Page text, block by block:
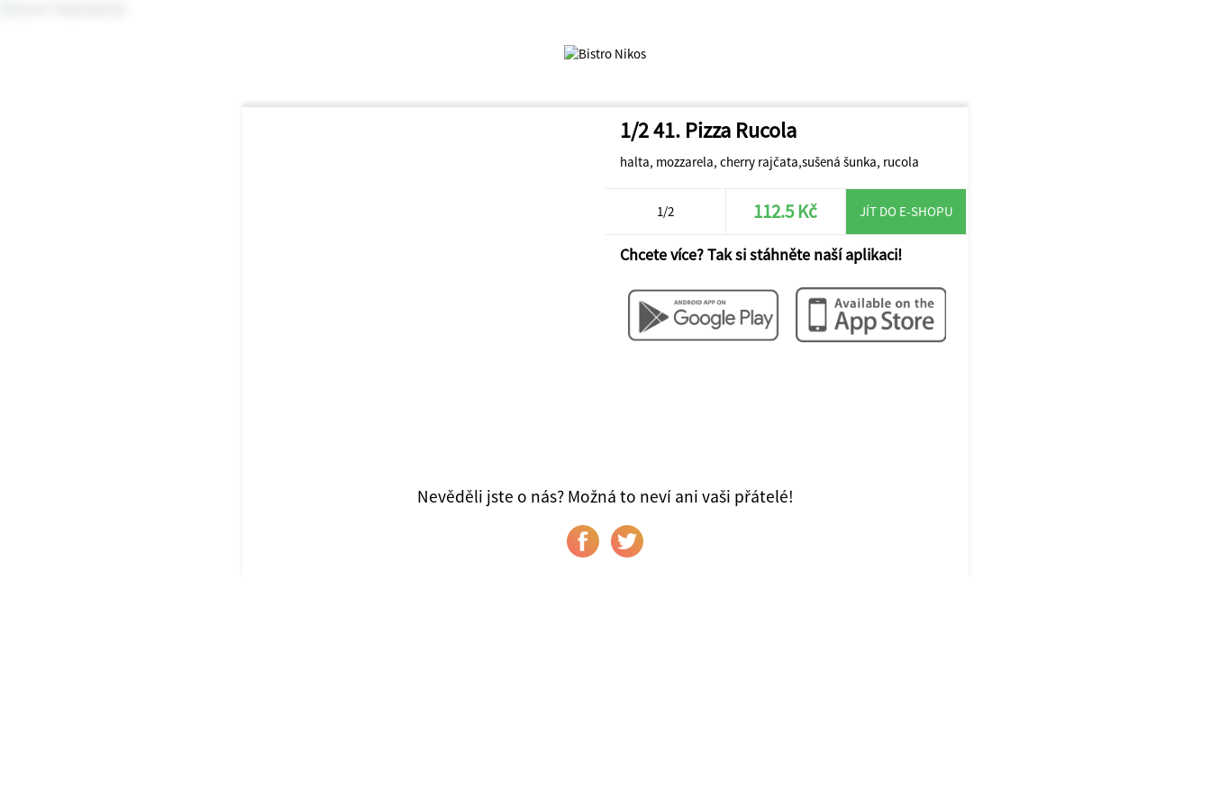
1/2 41. Pizza Rucola
halta, mozzarela, cherry rajčata,sušená šunka, rucola
1/2 112.5 Kč JÍT DO E-SHOPU
Chcete více? Tak si stáhněte naší aplikaci!
Nevěděli jste o nás? Možná to neví ani vaši přátelé!